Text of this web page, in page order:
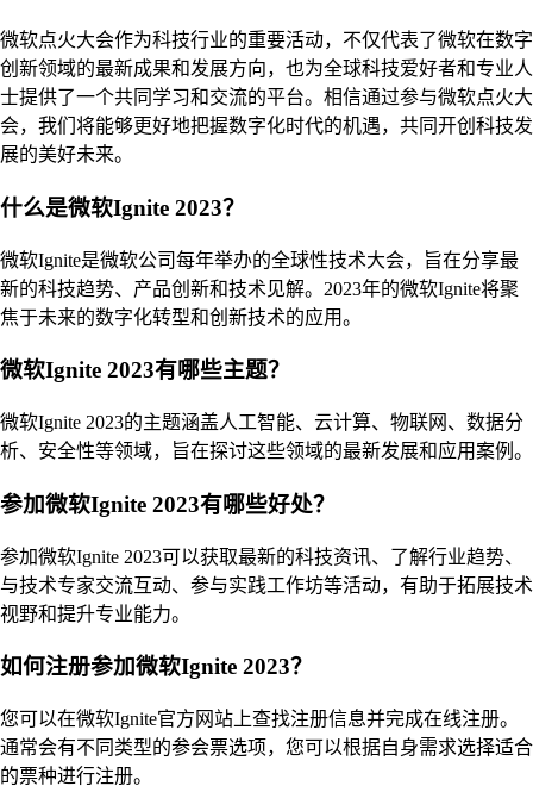
微软点火大会作为科技行业的重要活动，不仅代表了微软在数字
创新领域的最新成果和发展方向，也为全球科技爱好者和专业人
士提供了一个共同学习和交流的平台。相信通过参与微软点火大
会，我们将能够更好地把握数字化时代的机遇，共同开创科技发
展的美好未来。
什么是微软Ignite 2023？
微软Ignite是微软公司每年举办的全球性技术大会，旨在分享最
新的科技趋势、产品创新和技术见解。2023年的微软Ignite将聚
焦于未来的数字化转型和创新技术的应用。
微软Ignite 2023有哪些主题？
微软Ignite 2023的主题涵盖人工智能、云计算、物联网、数据分
析、安全性等领域，旨在探讨这些领域的最新发展和应用案例。
参加微软Ignite 2023有哪些好处？
参加微软Ignite 2023可以获取最新的科技资讯、了解行业趋势、
与技术专家交流互动、参与实践工作坊等活动，有助于拓展技术
视野和提升专业能力。
如何注册参加微软Ignite 2023？
您可以在微软Ignite官方网站上查找注册信息并完成在线注册。
通常会有不同类型的参会票选项，您可以根据自身需求选择适合
的票种进行注册。